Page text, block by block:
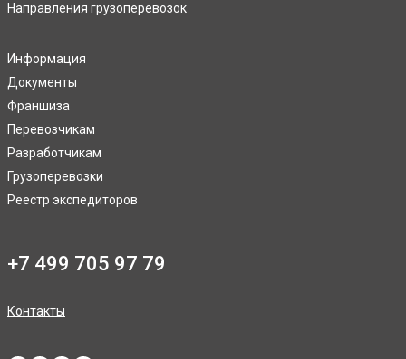
Направления грузоперевозок
Информация
Документы
Франшиза
Перевозчикам
Разработчикам
Грузоперевозки
Реестр экспедиторов
+7 499 705 97 79
Контакты